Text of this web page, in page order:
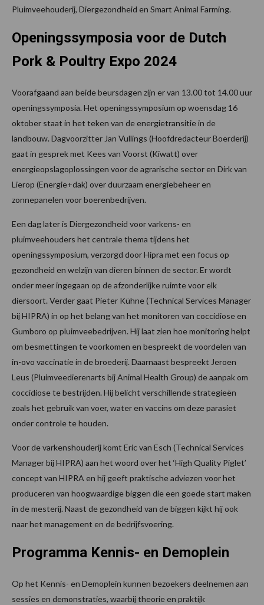
Pluimveehouderij, Diergezondheid en Smart Animal Farming.
Openingssymposia voor de Dutch
Pork & Poultry Expo 2024
Voorafgaand aan beide beursdagen zijn er van 13.00 tot 14.00 uur
openingssymposia. Het openingssymposium op woensdag 16
oktober staat in het teken van de energietransitie in de
landbouw. Dagvoorzitter Jan Vullings (Hoofdredacteur Boerderij)
gaat in gesprek met Kees van Voorst (Kiwatt) over
energieopslagoplossingen voor de agrarische sector en Dirk van
Lierop (Energie+dak) over duurzaam energiebeheer en
zonnepanelen voor boerenbedrijven.
Een dag later is Diergezondheid voor varkens- en
pluimveehouders het centrale thema tijdens het
openingssymposium, verzorgd door Hipra met een focus op
gezondheid en welzijn van dieren binnen de sector. Er wordt
onder meer ingegaan op de afzonderlijke ruimte voor elk
diersoort. Verder gaat Pieter Kühne (Technical Services Manager
bij HIPRA) in op het belang van het monitoren van coccidiose en
Gumboro op pluimveebedrijven. Hij laat zien hoe monitoring helpt
om besmettingen te voorkomen en bespreekt de voordelen van
in-ovo vaccinatie in de broederij. Daarnaast bespreekt Jeroen
Leus (Pluimveedierenarts bij Animal Health Group) de aanpak om
coccidiose te bestrijden. Hij belicht verschillende strategieën
zoals het gebruik van voer, water en vaccins om deze parasiet
onder controle te houden.
Voor de varkenshouderij komt Eric van Esch (Technical Services
Manager bij HIPRA) aan het woord over het ‘High Quality Piglet’
concept van HIPRA en hij geeft praktische adviezen voor het
produceren van hoogwaardige biggen die een goede start maken
in de mesterij. Naast de gezondheid van de biggen kijkt hij ook
naar het management en de bedrijfsvoering.
Programma Kennis- en Demoplein
Op het Kennis- en Demoplein kunnen bezoekers deelnemen aan
sessies en demonstraties, waarbij theorie en praktijk